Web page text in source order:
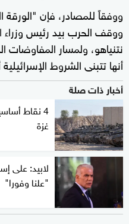
ووفقاً للمصادر، فإن
ووقف الحرب بيد رئيس وزراء
نتنياهو، ولمسار
أنها تتبنى الشروط
أخبار ذات صلة
4 نقاط
غزة
لابيد: على
"علنا وفورا"